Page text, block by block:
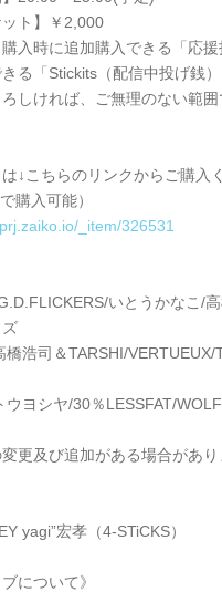
ット】￥2,000
入時に追加購入できる「応
る「Stickits（配信中投げ銭
しければ、ご無理のない範囲
↓こちらのリンクからご購入
購入可能）
_item/326531
いとうかなこ/
橋浩司＆TARSHI/VERTUEUX/
ウヨシヤ/30％LESSFAT/
更及び追加がある場合があり
yagi”宏孝（4-STiCKS）
について》